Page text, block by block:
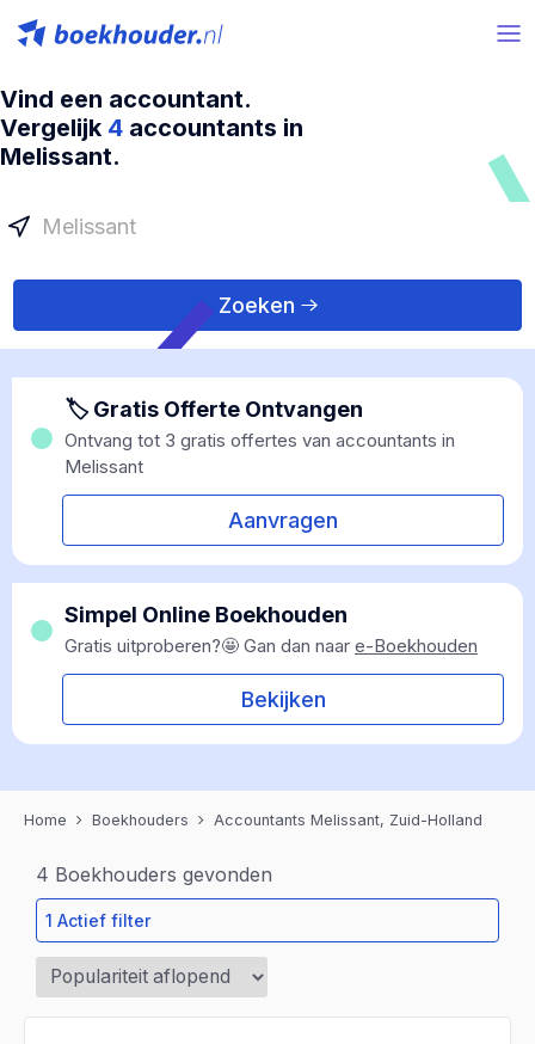
Vind een accountant.
Vergelijk 4 accountants in
Melissant.
Zoeken
🏷 Gratis Offerte Ontvangen
Ontvang tot 3 gratis offertes van accountants in
Melissant
Aanvragen
Simpel Online Boekhouden
Gratis uitproberen?🤩 Gan dan naar e-Boekhouden
Bekijken
Home Boekhouders Accountants Melissant, Zuid-Holland
4 Boekhouders gevonden
1 Actief filter